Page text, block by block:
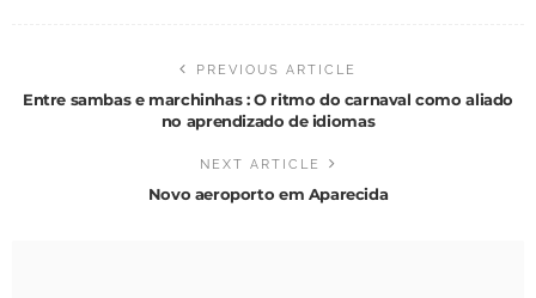
PREVIOUS ARTICLE
Entre sambas e marchinhas : O ritmo do carnaval como aliado
no aprendizado de idiomas
NEXT ARTICLE
Novo aeroporto em Aparecida